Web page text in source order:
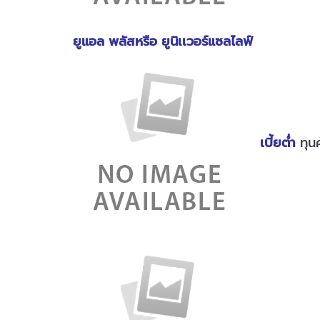
ยูแอล พลัสหรือ ยูนิเเวอร์แซลไลฟ์
เบี้ยต่ำ ทุ